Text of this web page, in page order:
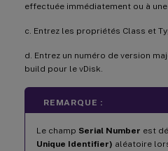
effectuée immédiatement ou à
c. Entrez les propriétés Class et
d. Entrez un numéro de version
build pour le vDisk.
REMARQUE :
Le champ Serial Number est
Unique Identifier) aléatoire